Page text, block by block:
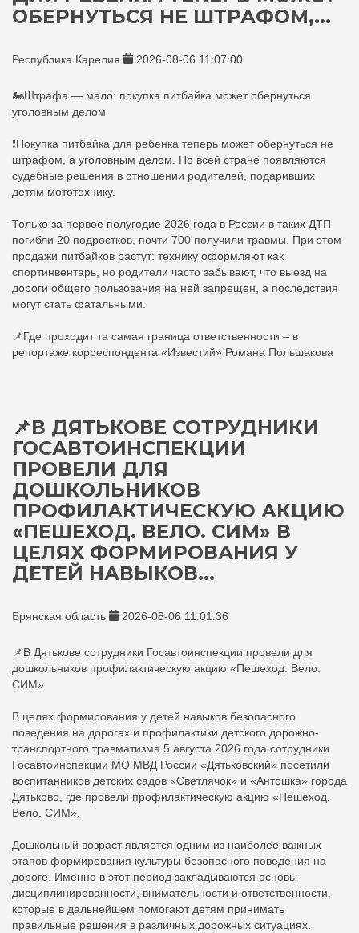
ОБЕРНУТЬСЯ НЕ ШТРАФОМ,...
Республика Карелия 2026-08-06 11:07:00
🏍️Штрафа — мало: покупка питбайка может обернуться
уголовным делом
❗Покупка питбайка для ребенка теперь может обернуться не
штрафом, а уголовным делом. По всей стране появляются
судебные решения в отношении родителей, подаривших
детям мототехнику.
Только за первое полугодие 2026 года в России в таких ДТП
погибли 20 подростков, почти 700 получили травмы. При этом
продажи питбайков растут: технику оформляют как
спортинвентарь, но родители часто забывают, что выезд на
дороги общего пользования на ней запрещен, а последствия
могут стать фатальными.
📌Где проходит та самая граница ответственности – в
репортаже корреспондента «Известий» Романа Польшакова
📌В ДЯТЬКОВЕ СОТРУДНИКИ
ГОСАВТОИНСПЕКЦИИ
ПРОВЕЛИ ДЛЯ
ДОШКОЛЬНИКОВ
ПРОФИЛАКТИЧЕСКУЮ АКЦИЮ
«ПЕШЕХОД. ВЕЛО. СИМ» В
ЦЕЛЯХ ФОРМИРОВАНИЯ У
ДЕТЕЙ НАВЫКОВ...
Брянская область 2026-08-06 11:01:36
📌В Дятькове сотрудники Госавтоинспекции провели для
дошкольников профилактическую акцию «Пешеход. Вело.
СИМ»
В целях формирования у детей навыков безопасного
поведения на дорогах и профилактики детского дорожно-
транспортного травматизма 5 августа 2026 года сотрудники
Госавтоинспекции МО МВД России «Дятьковский» посетили
воспитанников детских садов «Светлячок» и «Антошка» города
Дятьково, где провели профилактическую акцию «Пешеход.
Вело. СИМ».
Дошкольный возраст является одним из наиболее важных
этапов формирования культуры безопасного поведения на
дороге. Именно в этот период закладываются основы
дисциплинированности, внимательности и ответственности,
которые в дальнейшем помогают детям принимать
правильные решения в различных дорожных ситуациях.